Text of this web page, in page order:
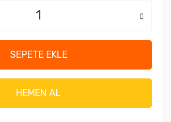
SEPETE EKLE
HEMEN AL